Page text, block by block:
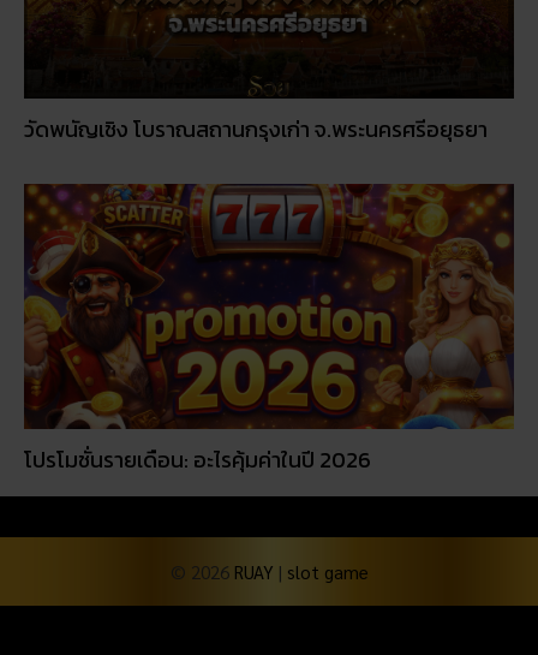
วัดพนัญเชิง โบราณสถานกรุงเก่า จ.พระนครศรีอยุธยา
โปรโมชั่นรายเดือน: อะไรคุ้มค่าในปี 2026
© 2026 RUAY | slot game